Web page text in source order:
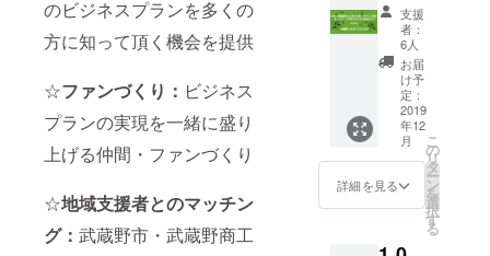
のビジネスプランを多くの
方に知って頂く機会を提供
☆ファンづくり： ビジネス
プランの実現を一緒に盛り
上げる仲間・ファンづくり
☆地域支援者とのマッチン
グ： 武蔵野市・武蔵野商工
里様よ
り、心
を込め
て御礼
メール
を差し
上げま
す。
支援
者：
6人
お届
け予
定：
2019
年12
月
詳細を見る
こ
の
リ
タ
ー
ン
を
選
択
す
る